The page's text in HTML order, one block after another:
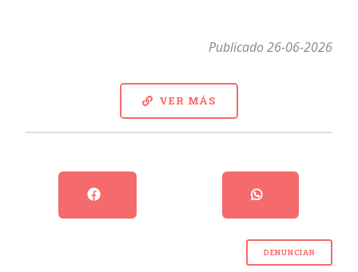
Publicado 26-06-2026
VER MÁS
DENUNCIAR